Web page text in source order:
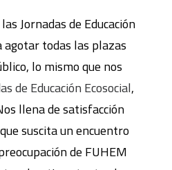
Jornadas de Educación
agotar todas las plazas
lo mismo que nos
de Educación Ecosocial,
llena de satisfacción
suscita un encuentro
de FUHEM